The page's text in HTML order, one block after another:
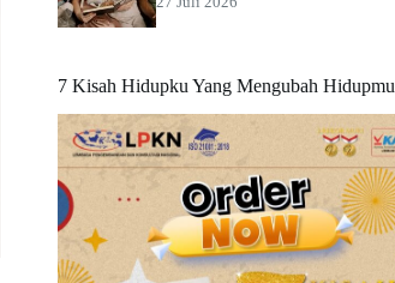
7 Kisah Hidupku Yang Mengubah Hidupmu